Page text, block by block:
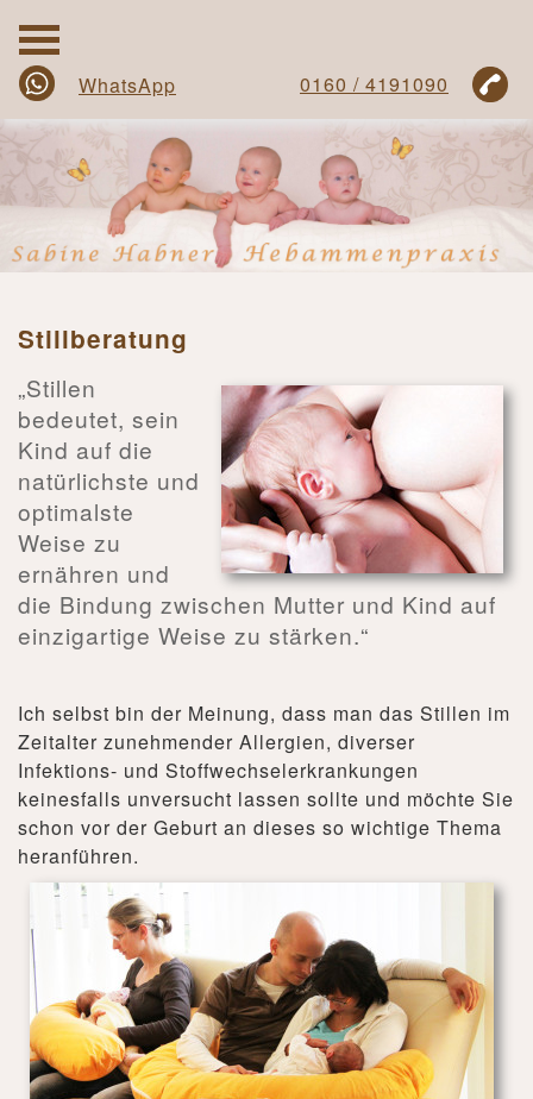
WhatsApp 0160 / 4191090
Stillberatung
„Stillen
bedeutet, sein
Kind auf die
natürlichste und
optimalste
Weise zu
ernähren und
die Bindung zwischen Mutter und Kind auf
einzigartige Weise zu stärken.“
Ich selbst bin der Meinung, dass man das Stillen im
Zeitalter zunehmender Allergien, diverser
Infektions- und Stoffwechselerkrankungen
keinesfalls unversucht lassen sollte und möchte Sie
schon vor der Geburt an dieses so wichtige Thema
heranführen.